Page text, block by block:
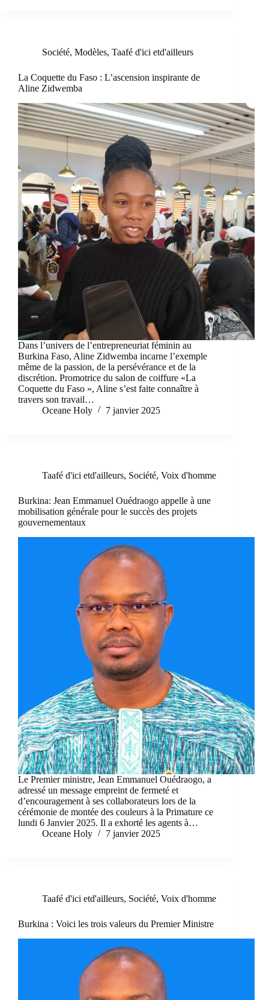
Société, Modèles, Taafé d'ici etd'ailleurs
La Coquette du Faso : L’ascension inspirante de
Aline Zidwemba
Dans l’univers de l’entrepreneuriat féminin au
Burkina Faso, Aline Zidwemba incarne l’exemple
même de la passion, de la persévérance et de la
discrétion. Promotrice du salon de coiffure «La
Coquette du Faso », Aline s’est faite connaître à
travers son travail…
Oceane Holy
7 janvier 2025
Taafé d'ici etd'ailleurs, Société, Voix d'homme
Burkina: Jean Emmanuel Ouédraogo appelle à une
mobilisation générale pour le succès des projets
gouvernementaux
Le Premier ministre, Jean Emmanuel Ouédraogo, a
adressé un message empreint de fermeté et
d’encouragement à ses collaborateurs lors de la
cérémonie de montée des couleurs à la Primature ce
lundi 6 Janvier 2025. Il a exhorté les agents à…
Oceane Holy
7 janvier 2025
Taafé d'ici etd'ailleurs, Société, Voix d'homme
Burkina : Voici les trois valeurs du Premier Ministre